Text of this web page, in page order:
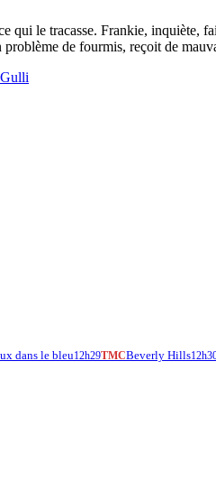
qui le tracasse. Frankie, inquiète,
de fourmis, reçoit de
Gulli
dans le bleu12h29TMCBeverly Hills